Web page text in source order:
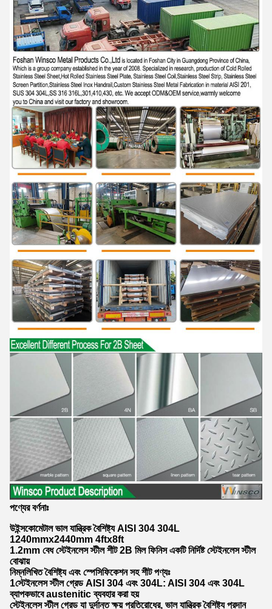
পণ্যের বর্ণনাঃ
উইন্সকোমেটাল ভাল যান্ত্রিক বৈশিষ্ট্য AISI 304 304L
1240mmx2440mm 4ftx8ft
1.2mm বেধ স্টেইনলেস স্টীল শীট 2B মিল ফিনিস একটি নির্দিষ্ট স্টেইনলেস স্টীল
বোঝায়
নিম্নলিখিত বৈশিষ্ট্য এবং স্পেসিফিকেশন সহ শীট পণ্যঃ
1স্টেইনলেস স্টীল গ্রেড AISI 304 এবং 304L: AISI 304 এবং 304L
ব্যাপকভাবে austenitic ব্যবহার করা হয়
স্টেইনলেস স্টীল গ্রেড যা দুর্দান্ত ক্ষয় প্রতিরোধের, ভাল যান্ত্রিক বৈশিষ্ট্য প্রদান